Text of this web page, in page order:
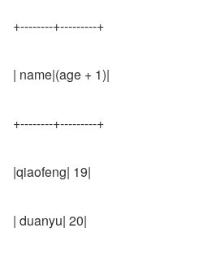
+--------+---------+
| name|(age + 1)|
+--------+---------+
|qiaofeng| 19|
| duanyu| 20|